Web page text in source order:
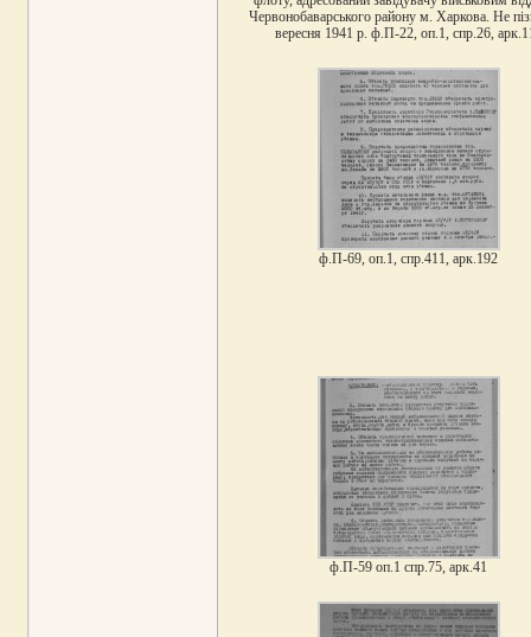
Червонобаварського району м. Харкова. Не
вересня 1941 р. ф.П-22, оп.1, спр.26,
ф.П-69, оп.1, спр.411, арк.192
ф.П-59 оп.1 спр.75, арк.41